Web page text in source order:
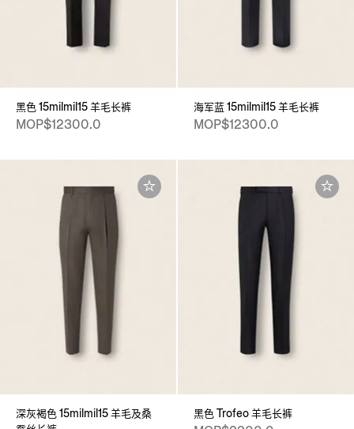
黑色 15milmil15 羊毛长裤
MOP$12300.0
海军蓝 15milmil15 羊毛长裤
MOP$12300.0
深灰褐色 15milmil15 羊毛及桑
黑色 Trofeo 羊毛长裤